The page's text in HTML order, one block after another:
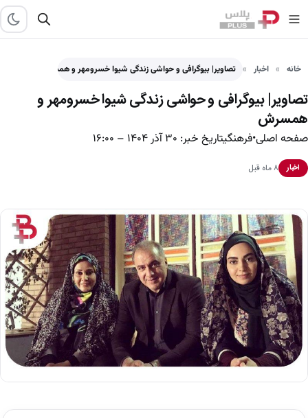
خانه اخبار تصاویر| بیوگرافی و حواشی زندگی شیوا خسرومهر و همسرش
تصاویر| بیوگرافی و حواشی زندگی شیوا خسرومهر و
همسرش
صفحه اصلی•فرهنگیتاریخ خبر: ۳۰ آذر ۱۴۰۴ – ۱۶:۰۰
اخبار ۸ ماه قبل